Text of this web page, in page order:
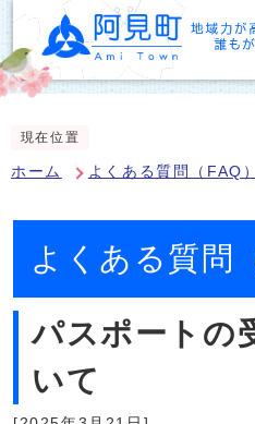
現在位置
ホーム よくある質問（FAQ）
よくある質問
パスポートの
いて